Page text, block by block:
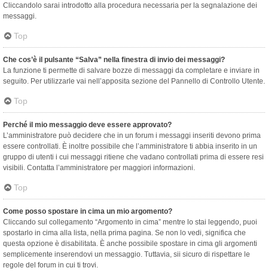
Cliccandolo sarai introdotto alla procedura necessaria per la segnalazione dei
messaggi.
Top
Che cos’è il pulsante “Salva” nella finestra di invio dei messaggi?
La funzione ti permette di salvare bozze di messaggi da completare e inviare in
seguito. Per utilizzarle vai nell’apposita sezione del Pannello di Controllo Utente.
Top
Perché il mio messaggio deve essere approvato?
L’amministratore può decidere che in un forum i messaggi inseriti devono prima
essere controllati. È inoltre possibile che l’amministratore ti abbia inserito in un
gruppo di utenti i cui messaggi ritiene che vadano controllati prima di essere resi
visibili. Contatta l’amministratore per maggiori informazioni.
Top
Come posso spostare in cima un mio argomento?
Cliccando sul collegamento “Argomento in cima” mentre lo stai leggendo, puoi
spostarlo in cima alla lista, nella prima pagina. Se non lo vedi, significa che
questa opzione è disabilitata. È anche possibile spostare in cima gli argomenti
semplicemente inserendovi un messaggio. Tuttavia, sii sicuro di rispettare le
regole del forum in cui ti trovi.